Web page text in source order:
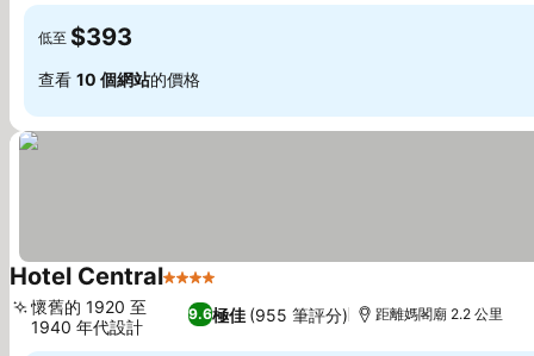
低至 $393
查看 10 個網站的價格
Hotel Central4 星級
9.6極佳 (955 筆評分)
懷舊的 1920 至
1940 年代設計
距離媽閣廟 2.2 公里